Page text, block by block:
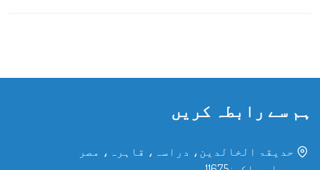
ہم سے رابطہ کریں
حدیقۃ الخالدین، دراسہ، قاہرہ، مصر